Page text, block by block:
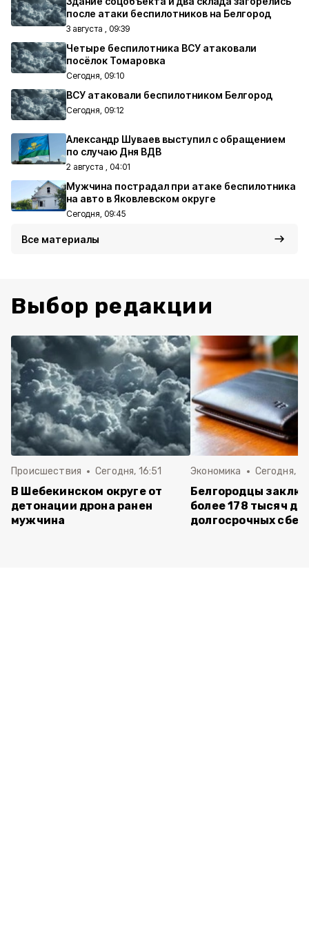
после атаки беспилотников на Белгород
3 августа , 09:39
Четыре беспилотника ВСУ атаковали
посёлок Томаровка
Сегодня, 09:10
ВСУ атаковали беспилотником Белгород
Сегодня, 09:12
Александр Шуваев выступил с обращением
по случаю Дня ВДВ
2 августа , 04:01
Мужчина пострадал при атаке беспилотника
на авто в Яковлевском округе
Сегодня, 09:45
Все материалы
Выбор редакции
Происшествия Сегодня, 16:51
В Шебекинском округе от
детонации дрона ранен
мужчина
Экономика Сегодня,
Белгородцы
более 178 тысяч
долгосрочных